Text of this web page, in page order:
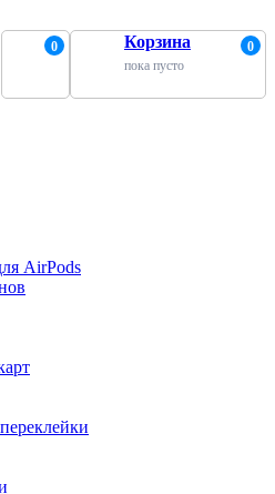
0 0
Корзина
пока пусто
AirPods